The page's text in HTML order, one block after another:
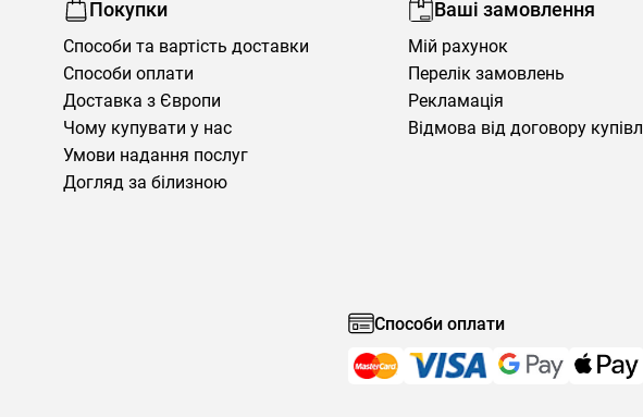
Покупки
Способи та вартість доставки
Способи оплати
Доставка з Європи
Чому купувати у нас
Умови надання послуг
Догляд за білизною
Ваші замовлення
Мій рахунок
Перелік замовлень
Рекламація
Відмова від договору
Способи оплати